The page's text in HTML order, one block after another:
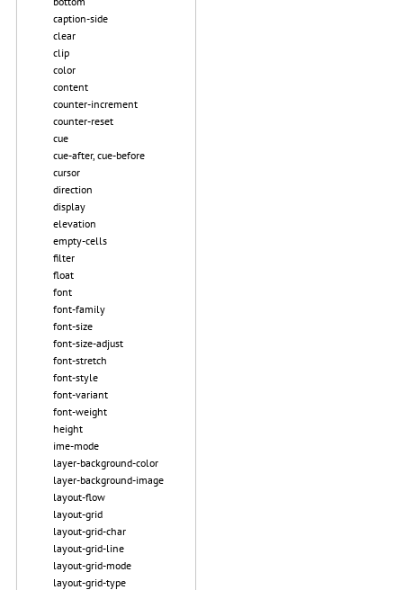
caption-side
clear
clip
color
content
counter-increment
counter-reset
cue
cue-after, cue-before
cursor
direction
display
elevation
empty-cells
filter
float
font
font-family
font-size
font-size-adjust
font-stretch
font-style
font-variant
font-weight
height
ime-mode
layer-background-color
layer-background-image
layout-flow
layout-grid
layout-grid-char
layout-grid-line
layout-grid-mode
layout-grid-type